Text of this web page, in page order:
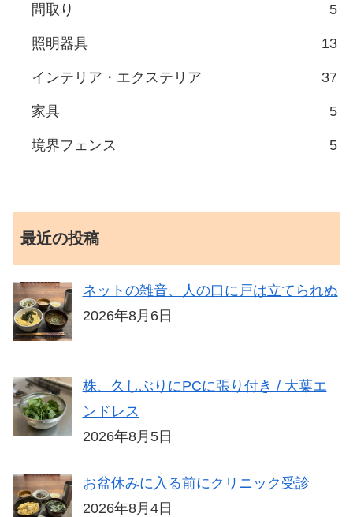
間取り 5
照明器具 13
インテリア・エクステリア 37
家具 5
境界フェンス 5
最近の投稿
ネットの雑音、人の口に戸は立てられぬ
2026年8月6日
株、久しぶりにPCに張り付き / 大葉エ
ンドレス
2026年8月5日
お盆休みに入る前にクリニック受診
2026年8月4日